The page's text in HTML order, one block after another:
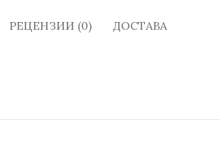
РЕЦЕНЗИИ (0) ДОСТАВА